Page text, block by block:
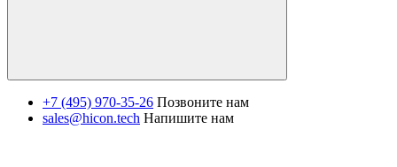
+7 (495) 970-35-26 Позвоните нам
sales@hicon.tech Напишите нам